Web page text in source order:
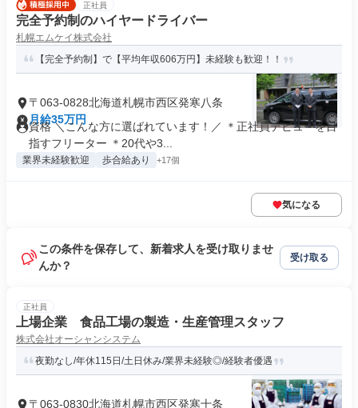
正社員
完全予約制のハイヤードライバー
札幌エムケイ株式会社
【完全予約制】で【平均年収606万円】未経験も歓迎！！
〒063-0828北海道札幌市西区発寒八条
月給35万円
資格 ＼こんな方に選ばれています！／ ＊正社員デビューを目
指すフリーター ＊20代や3...
業界未経験歓迎 歩合給あり +17個
気になる
この条件を保存して、新着求人を受け取りませ
んか？
受け取る
正社員
上場企業 食品工場の製造・生産管理スタッフ
株式会社オーシャンシステム
夜勤なし/年休115日/土日休み/業界未経験◎/経験者優遇
〒063-0830北海道札幌市西区発寒十条